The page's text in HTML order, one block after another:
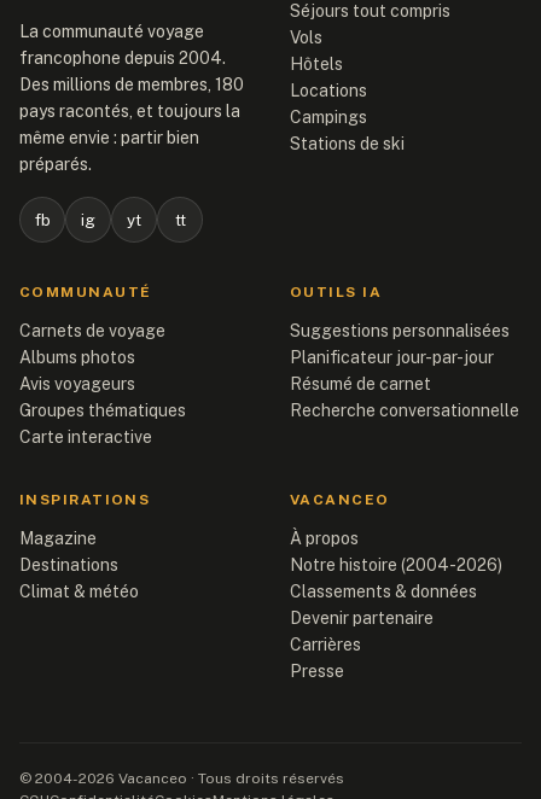
La communauté voyage
francophone depuis 2004.
Des millions de membres, 180
pays racontés, et toujours la
même envie : partir bien
préparés.
fb ig yt tt
Séjours tout compris
Vols
Hôtels
Locations
Campings
Stations de ski
COMMUNAUTÉ
Carnets de voyage
Albums photos
Avis voyageurs
Groupes thématiques
Carte interactive
OUTILS IA
Suggestions personnalisées
Planificateur jour-par-jour
Résumé de carnet
Recherche conversationnelle
INSPIRATIONS
Magazine
Destinations
Climat & météo
VACANCEO
À propos
Notre histoire (2004-2026)
Classements & données
Devenir partenaire
Carrières
Presse
© 2004-2026 Vacanceo · Tous droits réservés